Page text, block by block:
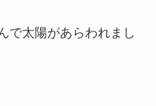
で太陽があらわれまし